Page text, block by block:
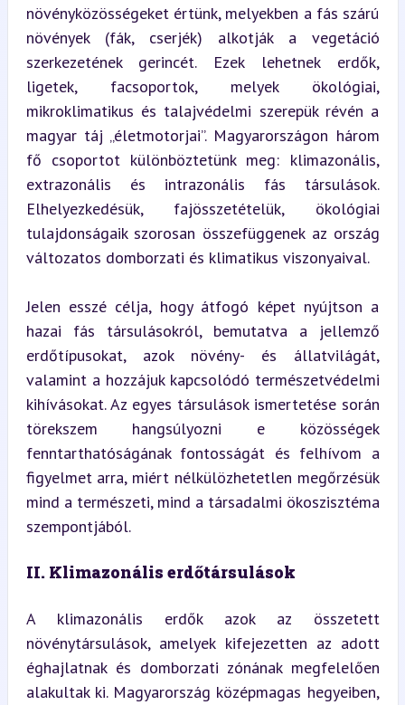
növényközösségeket értünk, melyekben a fás szárú
növények (fák, cserjék) alkotják a vegetáció
szerkezetének gerincét. Ezek lehetnek erdők,
ligetek, facsoportok, melyek ökológiai,
mikroklimatikus és talajvédelmi szerepük révén a
magyar táj „életmotorjai”. Magyarországon három
fő csoportot különböztetünk meg: klimazonális,
extrazonális és intrazonális fás társulások.
Elhelyezkedésük, fajösszetételük, ökológiai
tulajdonságaik szorosan összefüggenek az ország
változatos domborzati és klimatikus viszonyaival.
Jelen esszé célja, hogy átfogó képet nyújtson a
hazai fás társulásokról, bemutatva a jellemző
erdőtípusokat, azok növény- és állatvilágát,
valamint a hozzájuk kapcsolódó természetvédelmi
kihívásokat. Az egyes társulások ismertetése során
törekszem hangsúlyozni e közösségek
fenntarthatóságának fontosságát és felhívom a
figyelmet arra, miért nélkülözhetetlen megőrzésük
mind a természeti, mind a társadalmi ökoszisztéma
szempontjából.
II. Klimazonális erdőtársulások
A klimazonális erdők azok az összetett
növénytársulások, amelyek kifejezetten az adott
éghajlatnak és domborzati zónának megfelelően
alakultak ki. Magyarország középmagas hegyeiben,